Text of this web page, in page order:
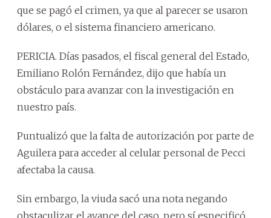
que se pagó el crimen, ya que al parecer se usaron
dólares, o el sistema financiero americano.
PERICIA. Días pasados, el fiscal general del Estado,
Emiliano Rolón Fernández, dijo que había un
obstáculo para avanzar con la investigación en
nuestro país.
Puntualizó que la falta de autorización por parte de
Aguilera para acceder al celular personal de Pecci
afectaba la causa.
Sin embargo, la viuda sacó una nota negando
obstaculizar el avance del caso, pero sí especificó